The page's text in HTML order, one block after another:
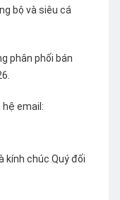
bộ và siêu cá
phân phối bán
hệ email:
kính chúc Quý đối